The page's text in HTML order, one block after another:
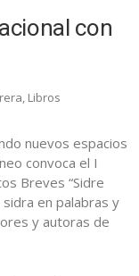
con
, Libros
nuevos espacios
convoca el I
Breves “Sidre
sidra en palabras y
y autoras de